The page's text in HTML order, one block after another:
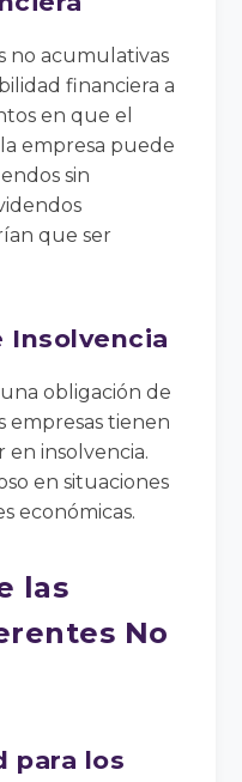
no acumulativas
financiera a
en que el
empresa puede
sin
que ser
Insolvencia
obligación de
empresas tienen
en insolvencia.
en situaciones
económicas.
las
No
para los